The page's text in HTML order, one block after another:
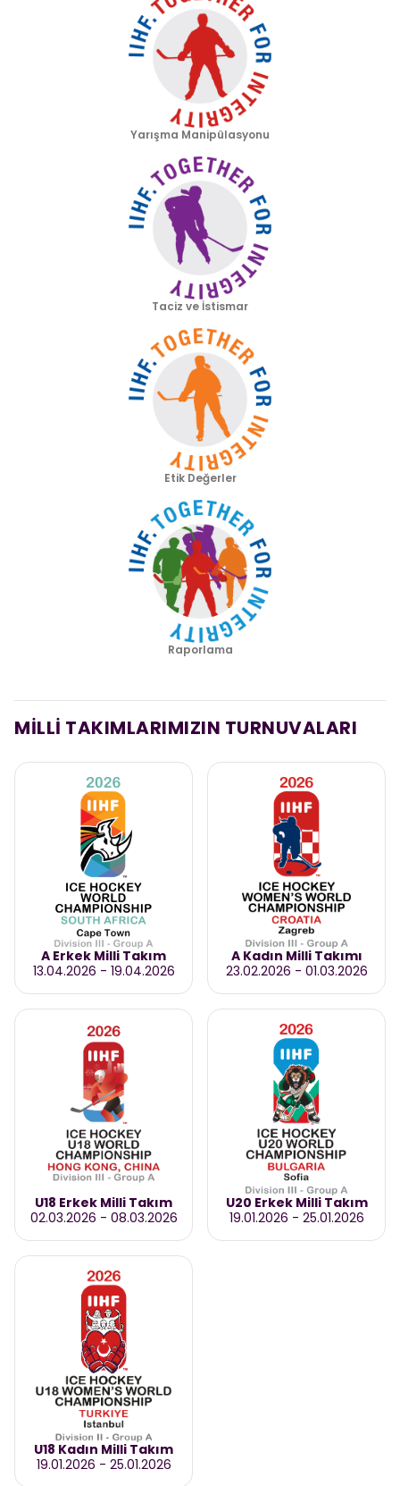
Yarışma Manipülasyonu
Taciz ve İstismar
Etik Değerler
Raporlama
MİLLİ TAKIMLARIMIZIN TURNUVALARI
A Erkek Milli Takım
13.04.2026 - 19.04.2026
A Kadın Milli Takımı
23.02.2026 - 01.03.2026
U18 Erkek Milli Takım
02.03.2026 - 08.03.2026
U20 Erkek Milli Takım
19.01.2026 - 25.01.2026
U18 Kadın Milli Takım
19.01.2026 - 25.01.2026